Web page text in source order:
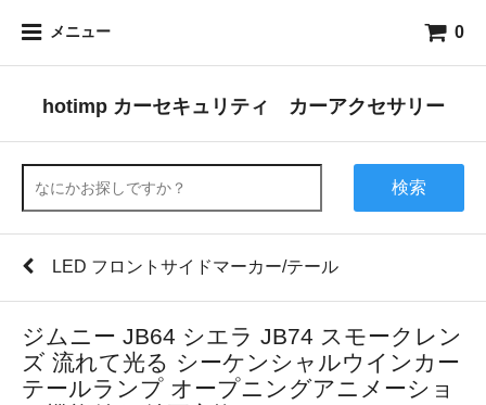
メニュー 0
hotimp カーセキュリティ カーアクセサリー
検索
LED フロントサイドマーカー/テール
ジムニー JB64 シエラ JB74 スモークレン
ズ 流れて光る シーケンシャルウインカー
テールランプ オープニングアニメーショ